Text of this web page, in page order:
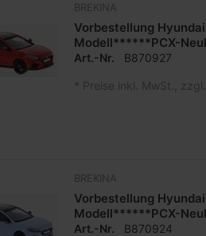
BREKINA
Vorbestellung
Modell******PCX-
Art.-Nr. B870927
* Preise inkl. MwSt., zzgl.
BREKINA
Vorbestellung
Modell******PCX-
Art.-Nr. B870924